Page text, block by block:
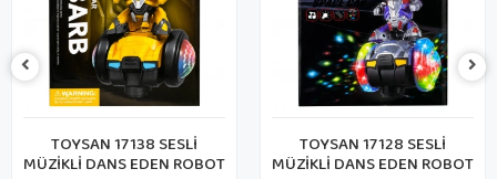
TOYSAN 17138 SESLİ
DANS EDEN ROBOT
TOYSAN 17128 SESLİ
MÜZİKLİ DANS EDEN ROBOT